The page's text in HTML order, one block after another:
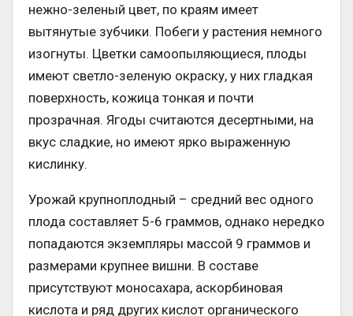
нежно-зеленый цвет, по краям имеет
вытянутые зубчики. Побеги у растения немного
изогнуты. Цветки самоопыляющиеся, плоды
имеют светло-зеленую окраску, у них гладкая
поверхность, кожица тонкая и почти
прозрачная. Ягоды считаются десертными, на
вкус сладкие, но имеют ярко выраженную
кислинку.
Урожай крупноплодный – средний вес одного
плода составляет 5-6 граммов, однако нередко
попадаются экземпляры массой 9 граммов и
размерами крупнее вишни. В составе
присутствуют моносахара, аскорбиновая
кислота и ряд других кислот органического